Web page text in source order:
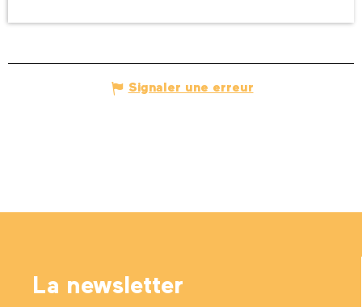
Signaler une erreur
La newsletter